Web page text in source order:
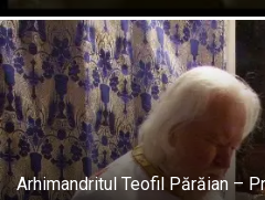
Arhimandritul Teofil Părăian –